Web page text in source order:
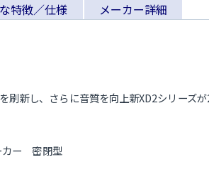
特徴／仕様 メーカー詳細
新し、さらに音質を向上​新XD2シリーズが
ー 密閉型